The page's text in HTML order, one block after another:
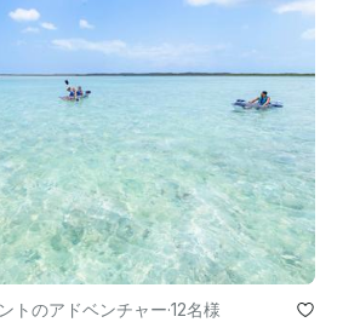
トのアドベンチャー·12名様